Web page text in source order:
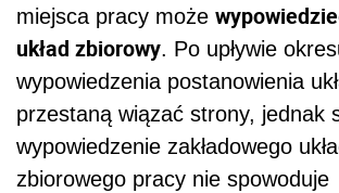
miejsca pracy może
układ zbiorowy. Po upływie
wypowiedzenia postanowienia
przestaną wiązać strony, jednak
wypowiedzenie zakładowego
zbiorowego pracy nie spowoduje